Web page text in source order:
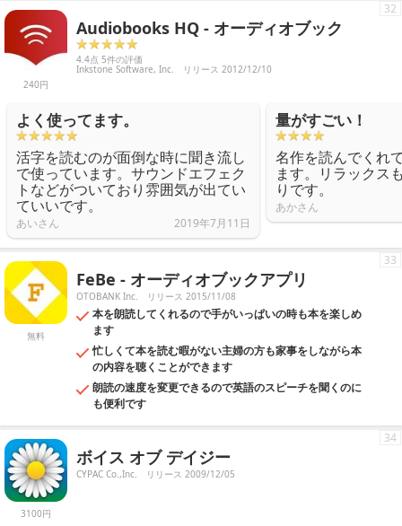
240円
Audiobooks HQ - オーディオブック
4.4点 5件の評価
Inkstone Software, Inc. リリース 2012/12/10
32
よく使ってます。
活字を読むのが面倒な時に聞き流し
で使っています。サウンドエフェク
トなどがついており雰囲気が出てい
ていいです。
あいさん 2019年7月11日
量がすごい！
名作を読んでくれ
ます。リラックス
りです。
あかさん
無料
FeBe - オーディオブックアプリ
OTOBANK Inc. リリース 2015/11/08
本を朗読してくれるので手がいっぱいの時も本を楽しめ
ます
忙しくて本を読む暇がない主婦の方も家事をしながら本
の内容を聴くことができます
朗読の速度を変更できるので英語のスピーチを聞くのに
も便利です
33
3100円
ボイス オブ デイジー
CYPAC Co.,Inc. リリース 2009/12/05
34